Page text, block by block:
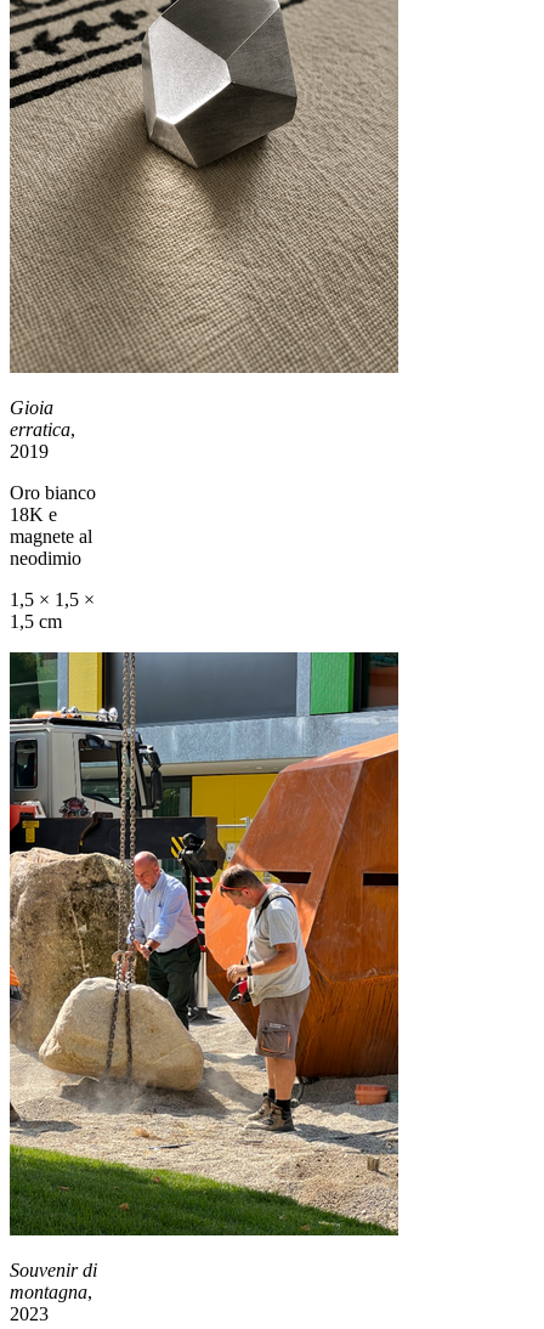
Gioia
erratica,
2019
Oro bianco
18K e
magnete al
neodimio
1,5 × 1,5 ×
1,5 cm
Souvenir di
montagna,
2023